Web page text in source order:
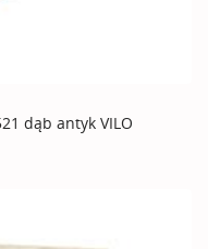
dąb antyk VILO